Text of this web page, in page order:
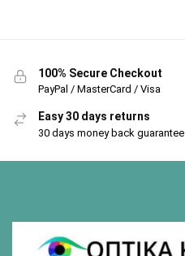
100% Secure Checkout
PayPal / MasterCard / Visa
Easy 30 days returns
30 days money back guarantee